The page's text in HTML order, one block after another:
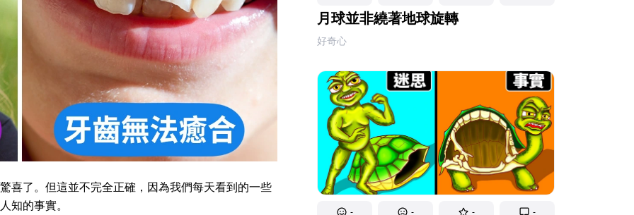
月球並非繞著地球旋轉
好奇心
- - - -
喜了。但這並不完全正確，因為我們每天看到的一些
知的事實。